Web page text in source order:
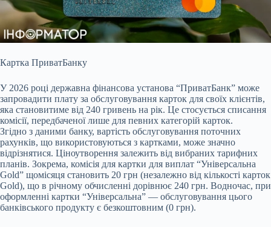
Картка ПриватБанку
У 2026 році державна фінансова установа “ПриватБанк” може
запровадити плату за обслуговування карток для своїх клієнтів,
яка становитиме від 240 гривень на рік. Це стосується списання
комісії, передбаченої лише для певних категорій карток.
Згідно з даними банку, вартість обслуговування поточних
рахунків, що використовуються з картками, може значно
відрізнятися. Ціноутворення залежить від вибраних тарифних
планів. Зокрема, комісія для картки для виплат “Універсальна
Gold” щомісяця становить 20 грн (незалежно від кількості карток
Gold), що в річному обчисленні дорівнює 240 грн. Водночас, при
оформленні картки “Універсальна” — обслуговування цього
банківського продукту є безкоштовним (0 грн).